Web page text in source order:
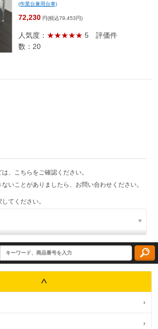
(作業台兼用台車)
72,230 円(税込79,453円)
人気度： ★★★★★ 5 評価件
数：20
、こちらをご確認ください。
いことがありましたら、お問い合わせください。
てください。
›
›